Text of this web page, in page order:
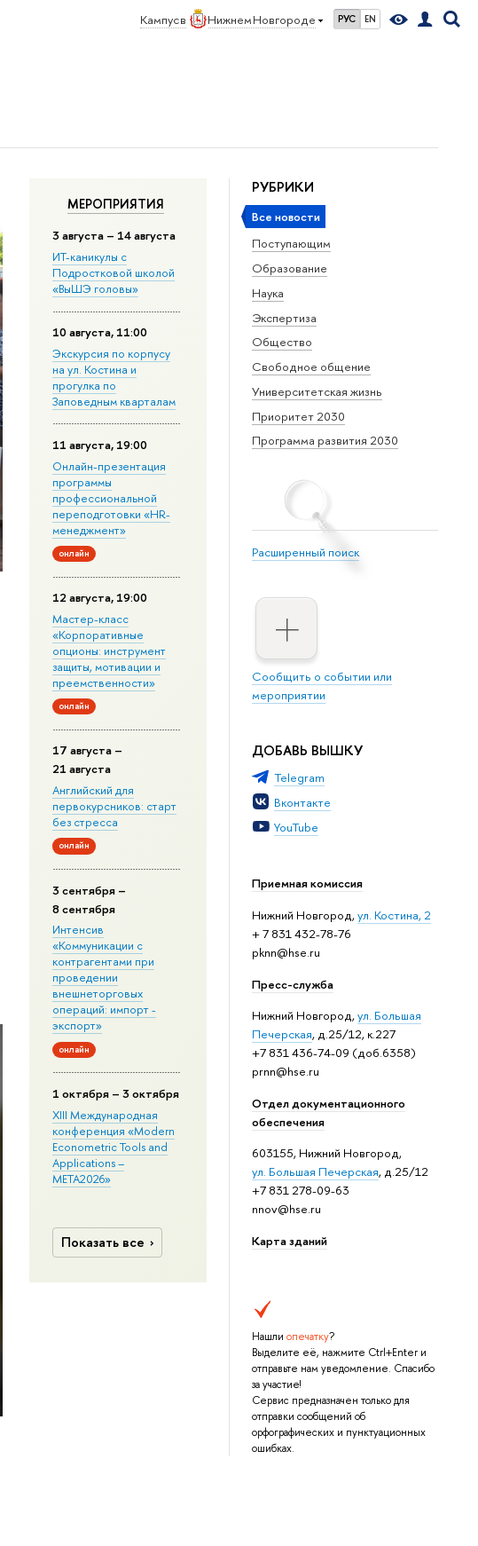
Кампус в Нижнем Новгороде РУС EN
РУБРИКИ
Все новости
Поступающим
Образование
Наука
Экспертиза
Общество
Свободное общение
Университетская жизнь
Приоритет 2030
Программа развития 2030
Расширенный поиск
Сообщить о событии или
мероприятии
ДОБАВЬ ВЫШКУ
Telegram
Вконтакте
YouTube
Приемная комиссия
Нижний Новгород,ул. Костина, 2
+ 7 831 432-78-76
pknn@hse.ru
Пресс-служба
Нижний Новгород,ул. Большая
Печерская, д.25/12, к.227
+7 831 436-74-09 (доб.6358)
prnn@hse.ru
Отдел документационного
обеспечения
603155, Нижний Новгород,
ул. Большая Печерская, д.25/12
+7 831 278-09-63
nnov@hse.ru
Карта зданий
Нашли опечатку?
Выделите её, нажмите Ctrl+Enter и
отправьте нам уведомление. Спасибо
за участие!
Сервис предназначен только для
отправки сообщений об
орфографических и пунктуационных
ошибках.
МЕРОПРИЯТИЯ
3 августа – 14 августа
ИТ-каникулы с
Подростковой школой
«ВыШЭ головы»
10 августа, 11:00
Экскурсия по корпусу
на ул. Костина и
прогулка по
Заповедным кварталам
11 августа, 19:00
Онлайн-презентация
программы
профессиональной
переподготовки «HR-
менеджмент»
онлайн
12 августа, 19:00
Мастер-класс
«Корпоративные
опционы: инструмент
защиты, мотивации и
преемственности»
онлайн
17 августа –
21 августа
Английский для
первокурсников: старт
без стресса
онлайн
3 сентября –
8 сентября
Интенсив
«Коммуникации с
контрагентами при
проведении
внешнеторговых
операций: импорт -
экспорт»
онлайн
1 октября – 3 октября
XIII Международная
конференция «Modern
Econometric Tools and
Applications –
META2026»
Показать все